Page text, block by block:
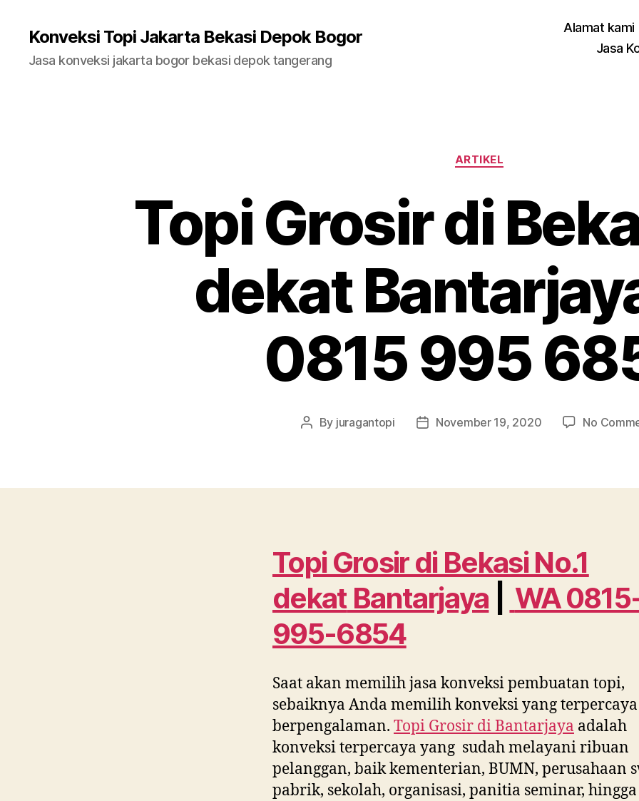
Konveksi Topi Jakarta Bekasi Depok Bogor
Jasa konveksi jakarta bogor bekasi depok tangerang
Alamat kami
Jasa
Categories
ARTIKEL
Topi Grosir di
dekat
0815 995
Post
By juragantopi
PostNovember 19, 2020 No
Topi Grosir di Bekasi No.1
dekatBantarjaya
WA
995-6854
Saat akan memilih jasa konveksi pembuatan topi,
sebaiknya Anda memilih konveksi yang
berpengalaman. Topi Grosir diBantarjaya adalah
konveksi terpercaya yang sudah melayani ribuan
pelanggan, baik kementerian, BUMN, perusahaan
pabrik, sekolah, organisasi, panitia seminar, hingga